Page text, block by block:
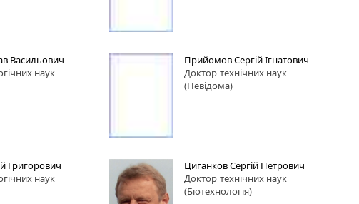
Васильович
наук
Прийомов Сергій Ігнатович
Доктор технічних наук
(Невідома)
Григорович
наук
Циганков Сергій Петрович
Доктор технічних наук
(Біотехнологія)